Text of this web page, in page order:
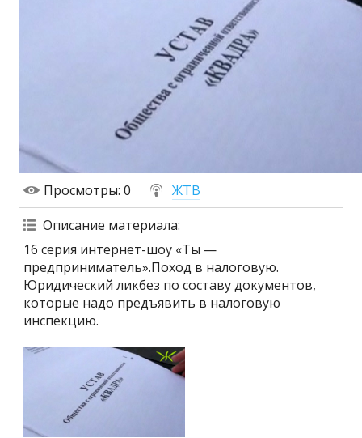
Просмотры: 0
ЖТВ
Описание материала:
16 серия интернет-шоу «Ты —
предприниматель».Поход в налоговую.
Юридический ликбез по составу документов,
которые надо предъявить в налоговую
инспекцию.